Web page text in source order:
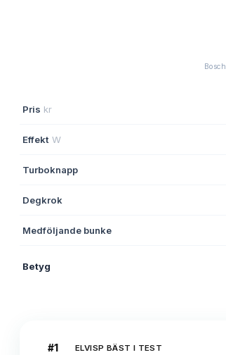
Pris kr
Effekt W
Turboknapp
Degkrok
Medföljande bunke
Betyg
#1 ELVISP BÄST I TEST